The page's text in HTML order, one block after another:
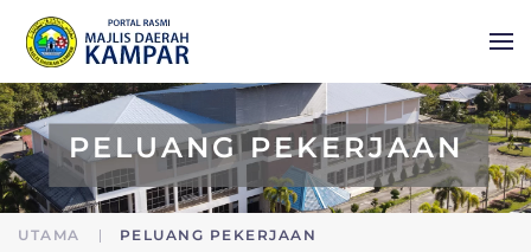
Skip to main content
PELUANG PEKERJAAN
UTAMA PELUANG PEKERJAAN